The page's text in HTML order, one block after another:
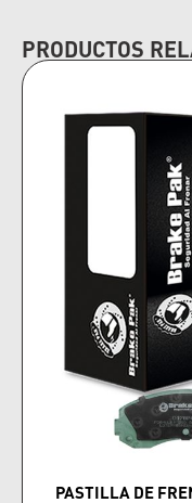
PRODUCTOS
PASTILLA DE